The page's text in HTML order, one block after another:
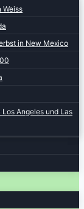
Weiss
in New Mexico
Angeles und Las